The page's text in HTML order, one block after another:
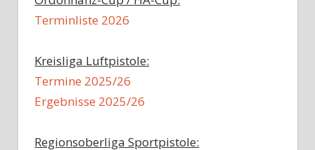
Terminliste 2026
Kreisliga Luftpistole:
Termine 2025/26
Ergebnisse 2025/26
Regionsoberliga Sportpistole: